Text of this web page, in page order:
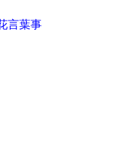
言葉事